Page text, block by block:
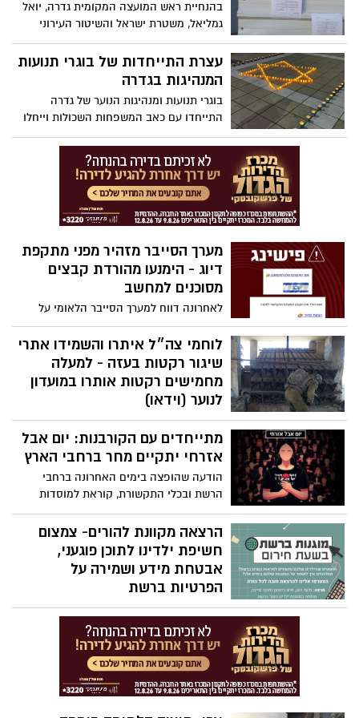
בהנחיית ראש המועצה המקומית גדרה, יואל
גמליאל, משטרת ישראל והשיטור העירוני
מקפידים על נהלי בטחון מחמירים באתרי
הבנייה בגדרה
עצרת התייחדות של בוגרי תנועות
המנהיגות בגדרה
בוגרי תנועות ומנהיגות הנוער של גדרה
התייחדו עם כאב המשפחות השכולות וייחלו
לשובם של החטופים הביתה
מערך הסייבר מזהיר מפני מתקפת
דיוג - הימנעו מהורדת קבצים
מסוכנים למחשב
לאחרונה דווח למערך הסייבר הלאומי על
קמפיין דיוג (Phishing) נרחב הפעיל בישראל
באמצעות הודעות לדואר האלקטרוני, עם
קישור להורדת קבצים זדוניים
לוחמי צה״ל איתרו והשמידו אתרי
שיגור רקטות בעזה - למעלה
מחמישים רקטות אותרו במועדון
לנוער (וידאו)
לוחמי צה"ל איתרו והשמידו מתחמים ששימשו
לשיגור רקטות, ביניהם מתחם שמוקם בתוך
מסגד ; למעלה מ-50 רקטות נמצאו במתחם
המשמש לפעילות נוער, מוכנות לשיגור אל עבר
מתייחדים עם הקורבנות: יום אבל
אזרחי יתקיים מחר ברחבי הארץ
הודעה שהופצה בימים האחרונה ברחבי
הרשת ובכלי התקשורת, קוראת למוסדות
חינוך, מוסדות ציבור וגופים אחרים לקיים מחר
(שלישי) יום אבל אזרחי לצד טקס זיכרון לזכר
הנרצחים והנופלים ודקה דומייה בשעה 11:00
הרצאה מקוונת להורים- צמצום
חשיפת ילדינו לתוכן פוגעני,
אבטחת מידע ושמירה על
הפרטיות ברשת